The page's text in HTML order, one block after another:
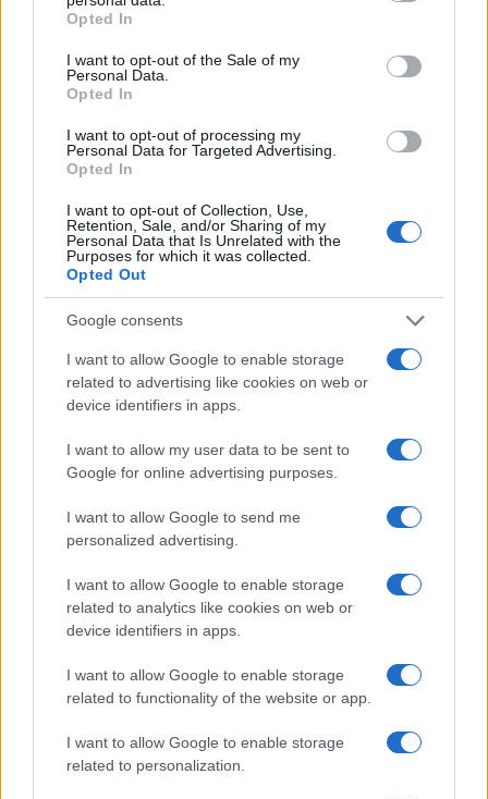
grant or deny consent to Google and its third-party tags to
use your data for below specified purposes in below Google
consent section.
Opted In
I want to opt-out of the Sale of my
Personal Data.
Opted In
I want to opt-out of processing my
Personal Data for Targeted Advertising.
Opted In
I want to opt-out of Collection, Use,
Retention, Sale, and/or Sharing of my
Personal Data that Is Unrelated with the
Purposes for which it was collected.
Opted Out
Google consents
I want to allow Google to enable storage
related to advertising like cookies on web or
device identifiers in apps.
I want to allow my user data to be sent to
Google for online advertising purposes.
I want to allow Google to send me
personalized advertising.
I want to allow Google to enable storage
related to analytics like cookies on web or
device identifiers in apps.
I want to allow Google to enable storage
related to functionality of the website or app.
I want to allow Google to enable storage
related to personalization.
con la collezione Primavera/Estate 2027
Matteo Pellegrino · 8 Ago 2026
BELLEZZA
Italian manicure: la tecnica di manicure che slancia le
Camilla Fiore · 8 Ago 2026